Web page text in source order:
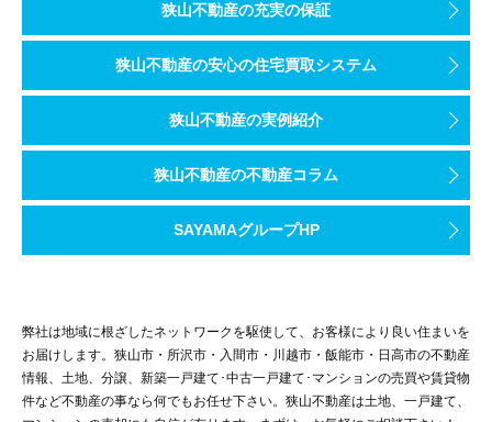
狭山不動産の充実の保証
狭山不動産の安心の住宅買取システム
狭山不動産の実例紹介
狭山不動産の不動産コラム
SAYAMAグループHP
弊社は地域に根ざしたネットワークを駆使して、お客様により良い住まいを
お届けします。狭山市・所沢市・入間市・川越市・飯能市・日高市の不動産
情報、土地、分譲、新築一戸建て･中古一戸建て･マンションの売買や賃貸物
件など不動産の事なら何でもお任せ下さい。狭山不動産は土地、一戸建て、